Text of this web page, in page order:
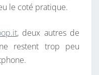
le coté pratique.
, deux autres de
restent trop peu